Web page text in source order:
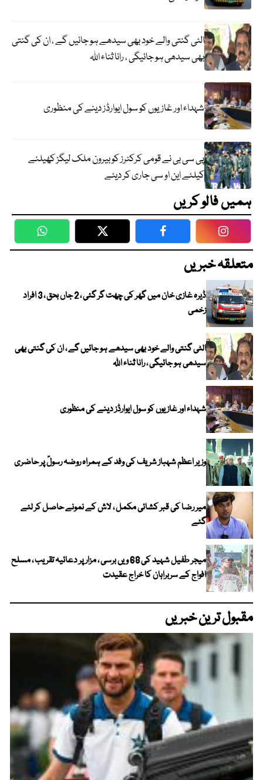
الٹی گنتی والے خود بھی سیدھے ہو جائیں گے ، ان کی گنتی
بھی سیدھی ہو جائیگی ، رانا ثناء اللہ
شہداء اور غازیوں کو سول ایوارڈز دینے کی منظوری
پی سی بی نے قومی کرکٹرز کو بیرون ملک لیگز کھیلنے
کیلئے این او سی جاری کر دیئے
ہمیں فالو کریں
WhatsApp Twitter Facebook
متعلقہ خبریں
ڈیرہ غازی خان میں گھر کی چھت گر گئی ، 2 جاں بحق ، 3 افراد
زخمی
الٹی گنتی والے خود بھی سیدھے ہو جائیں گے ، ان کی گنتی بھی
سیدھی ہو جائیگی ، رانا ثناء اللہ
شہداء اور غازیوں کو سول ایوارڈز دینے کی منظوری
وزیر اعظم شہباز شریف کی وفد کے ہمراہ روضہ رسولؐ پر حاضری
میر رضا کی قبر کشائی مکمل ، لاش کے نمونے حاصل کر لئے
گئے
میجر طفیل شہید کی 68 ویں برسی ، مزار پر دعائیہ تقریب ، مسلح
افواج کے سربراہان کا خراج عقیدت
مقبول ترین خبریں